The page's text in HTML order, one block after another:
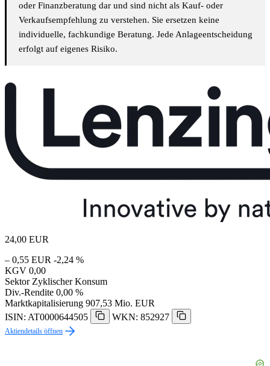
oder Finanzberatung dar und sind nicht als Kauf- oder
Verkaufsempfehlung zu verstehen. Sie ersetzen keine
individuelle, fachkundige Beratung. Jede Anlageentscheidung
erfolgt auf eigenes Risiko.
24,00 EUR
– 0,55 EUR -2,24 %
KGV 0,00
Sektor Zyklischer Konsum
Div.-Rendite 0,00 %
Marktkapitalisierung 907,53 Mio. EUR
ISIN: AT0000644505
WKN: 852927
Aktiendetails öffnen